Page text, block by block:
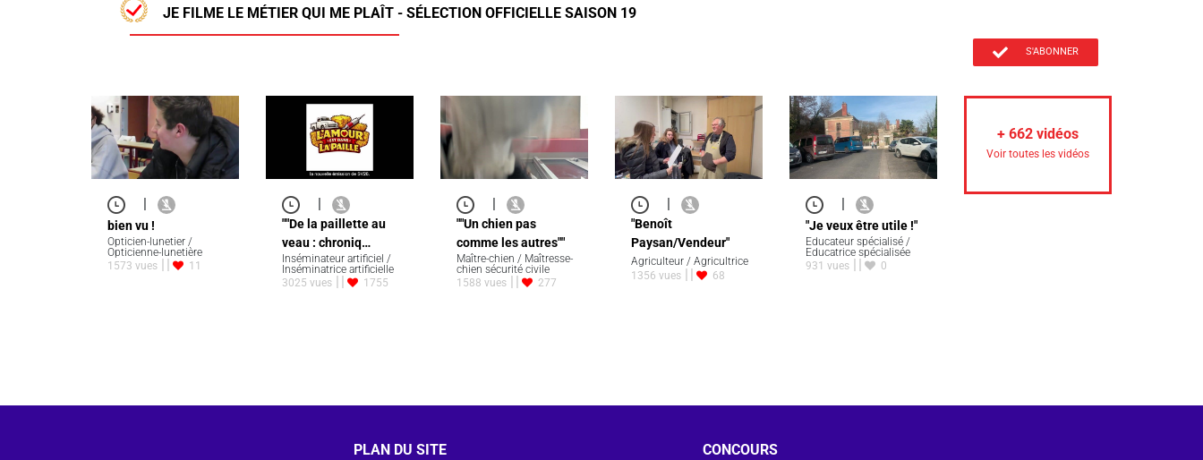
JE FILME LE MÉTIER QUI ME PLAÎT - SÉLECTION OFFICIELLE SAISON 19
S'ABONNER
bien vu !
Opticien-lunetier /
Opticienne-lunetière
1573 vues
11
""De la paillette au
veau : chroniq…
Inséminateur artificiel /
Inséminatrice artificielle
3025 vues
1755
""Un chien pas
comme les autres""
Maître-chien / Maîtresse-
chien sécurité civile
1588 vues
277
"Benoît
Paysan/Vendeur"
Agriculteur / Agricultrice
1356 vues
68
"Je veux être utile !"
Educateur spécialisé /
Educatrice spécialisée
931 vues
0
+ 662 vidéos
Voir toutes les vidéos
PLAN DU SITE CONCOURS